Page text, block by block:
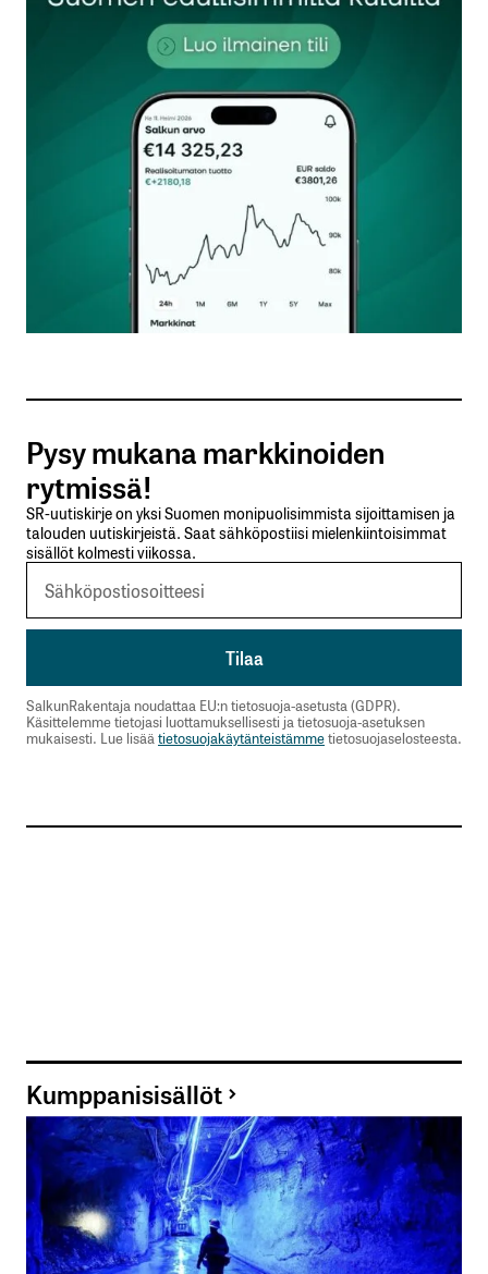
Sähköpostiosoitettasi ei julkaista.Pakolliset
kentät on merkitty*
Kommentti*
Nimesi tai nimimerkkisi
Sähköpostiosoitteesi
Tilaa SalkunRakentajan uutiskirje
Lähetä kommentti
Pysy mukana markkinoiden
rytmissä!
SR-uutiskirje on yksi Suomen monipuolisimmista sijoittamisen ja
talouden uutiskirjeistä. Saat sähköpostiisi mielenkiintoisimmat
sisällöt kolmesti viikossa.
SalkunRakentaja noudattaa EU:n tietosuoja-asetusta (GDPR).
Käsittelemme tietojasi luottamuksellisesti ja tietosuoja-asetuksen
mukaisesti. Lue lisää tietosuojakäytänteistämmetietosuojaselosteesta.
Kumppanisisällöt